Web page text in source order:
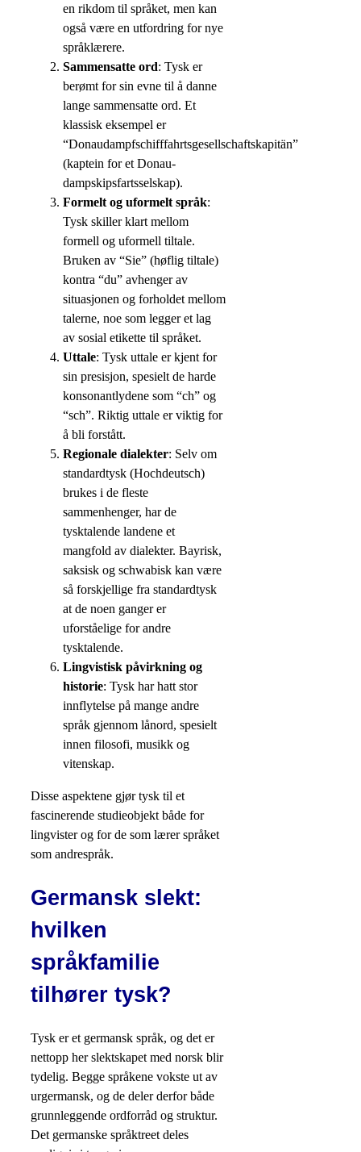
en rikdom til språket, men kan
også være en utfordring for nye
språklærere.
Sammensatte ord: Tysk er
berømt for sin evne til å danne
lange sammensatte ord. Et
klassisk eksempel er
“Donaudampfschifffahrtsgesellschaftskapitän”
(kaptein for et Donau-
dampskipsfartsselskap).
Formelt og uformelt språk:
Tysk skiller klart mellom
formell og uformell tiltale.
Bruken av “Sie” (høflig tiltale)
kontra “du” avhenger av
situasjonen og forholdet mellom
talerne, noe som legger et lag
av sosial etikette til språket.
Uttale: Tysk uttale er kjent for
sin presisjon, spesielt de harde
konsonantlydene som “ch” og
“sch”. Riktig uttale er viktig for
å bli forstått.
Regionale dialekter: Selv om
standardtysk (Hochdeutsch)
brukes i de fleste
sammenhenger, har de
tysktalende landene et
mangfold av dialekter. Bayrisk,
saksisk og schwabisk kan være
så forskjellige fra standardtysk
at de noen ganger er
uforståelige for andre
tysktalende.
Lingvistisk påvirkning og
historie: Tysk har hatt stor
innflytelse på mange andre
språk gjennom lånord, spesielt
innen filosofi, musikk og
vitenskap.
Disse aspektene gjør tysk til et
fascinerende studieobjekt både for
lingvister og for de som lærer språket
som andrespråk.
Germansk slekt:
hvilken
språkfamilie
tilhører tysk?
Tysk er et germansk språk, og det er
nettopp her slektskapet med norsk blir
tydelig. Begge språkene vokste ut av
urgermansk, og de deler derfor både
grunnleggende ordforråd og struktur.
Det germanske språktreet deles